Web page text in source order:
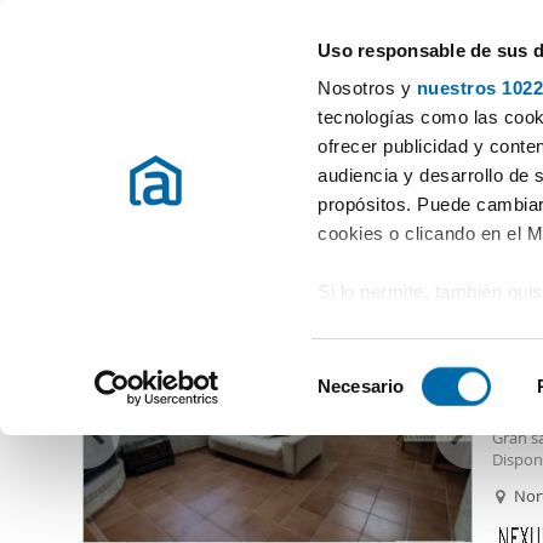
Uso responsable de sus
Nosotros y nuestros
tecnologías como las
ofrecer publicidad y
audiencia y desarrollo de
propósitos. Puede
cookies o clicando en el
Si lo permite, también
Identificar su
Obtenga más
preferencias en la
en la Declaración de
e
e
c
Necesario
Alquiler pisos Cáceres provincia Alquiler Casas Cáceres
(3 viviendas)
Gran
Se